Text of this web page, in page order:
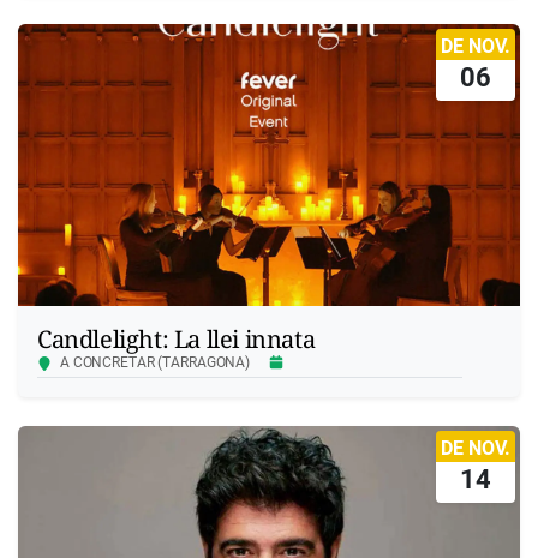
Candlelight: La llei innata
A CONCRETAR (TARRAGONA)
DE NOV.
06
DE NOV.
14